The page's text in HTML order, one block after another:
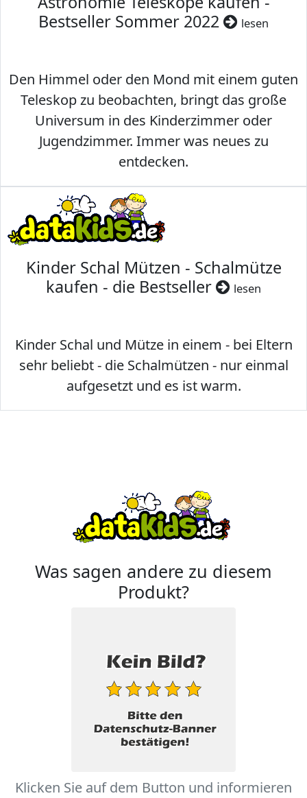
Bestseller Sommer 2022
lesen
Den Himmel oder den Mond mit einem guten
Teleskop zu beobachten, bringt das große
Universum in des Kinderzimmer oder
Jugendzimmer. Immer was neues zu
entdecken.
Kinder Schal Mützen - Schalmütze
kaufen - die Bestseller
lesen
Kinder Schal und Mütze in einem - bei Eltern
sehr beliebt - die Schalmützen - nur einmal
aufgesetzt und es ist warm.
Was sagen andere zu diesem
Produkt?
Klicken Sie auf dem Button und informieren